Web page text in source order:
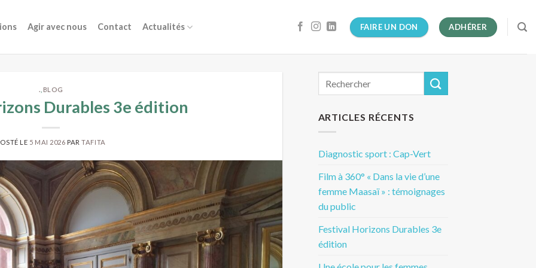
Agir avec nous Contact Actualités FAIRE UN DON ADHÉRER
. BLOG
Durables 3e édition
LE 5 MAI 2026 PARTAFITA
ARTICLES RÉCENTS
Diagnostic sport : Cap-Vert
Film à 360° « Dans la vie d’une
femme Maasaï » : témoignages
du public
Festival Horizons Durables 3e
édition